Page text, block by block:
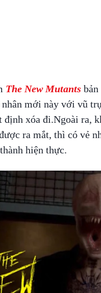
The New Mutants
mới này với vũ
định xóa đi.Ngoài ra,
ra mắt, thì có vẻ
hiện thực.